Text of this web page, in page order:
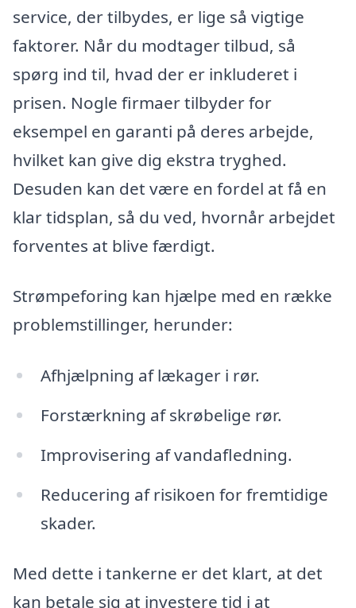
service, der tilbydes, er lige så vigtige
faktorer. Når du modtager tilbud, så
spørg ind til, hvad der er inkluderet i
prisen. Nogle firmaer tilbyder for
eksempel en garanti på deres arbejde,
hvilket kan give dig ekstra tryghed.
Desuden kan det være en fordel at få en
klar tidsplan, så du ved, hvornår arbejdet
forventes at blive færdigt.
Strømpeforing kan hjælpe med en række
problemstillinger, herunder:
Afhjælpning af lækager i rør.
Forstærkning af skrøbelige rør.
Improvisering af vandafledning.
Reducering af risikoen for fremtidige
skader.
Med dette i tankerne er det klart, at det
kan betale sig at investere tid i at